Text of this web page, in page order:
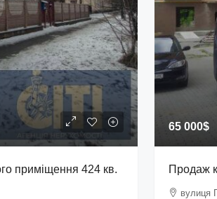
приміщення 424 кв.
65 000$
Продаж
вулиця